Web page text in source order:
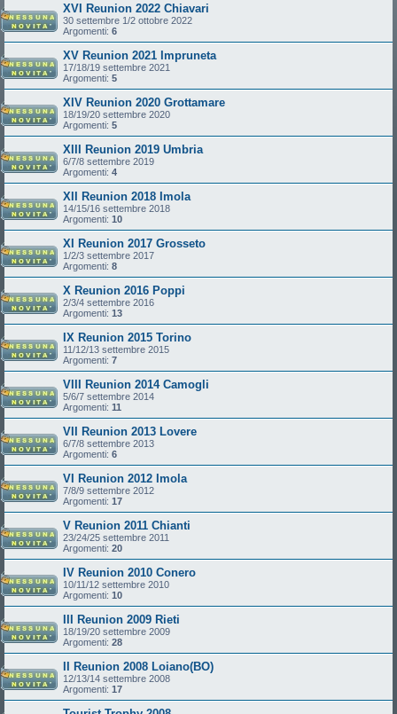
XVI Reunion 2022 Chiavari
30 settembre 1/2 ottobre 2022
Argomenti: 6
XV Reunion 2021 Impruneta
17/18/19 settembre 2021
Argomenti: 5
XIV Reunion 2020 Grottamare
18/19/20 settembre 2020
Argomenti: 5
XIII Reunion 2019 Umbria
6/7/8 settembre 2019
Argomenti: 4
XII Reunion 2018 Imola
14/15/16 settembre 2018
Argomenti: 10
XI Reunion 2017 Grosseto
1/2/3 settembre 2017
Argomenti: 8
X Reunion 2016 Poppi
2/3/4 settembre 2016
Argomenti: 13
IX Reunion 2015 Torino
11/12/13 settembre 2015
Argomenti: 7
VIII Reunion 2014 Camogli
5/6/7 settembre 2014
Argomenti: 11
VII Reunion 2013 Lovere
6/7/8 settembre 2013
Argomenti: 6
VI Reunion 2012 Imola
7/8/9 settembre 2012
Argomenti: 17
V Reunion 2011 Chianti
23/24/25 settembre 2011
Argomenti: 20
IV Reunion 2010 Conero
10/11/12 settembre 2010
Argomenti: 10
III Reunion 2009 Rieti
18/19/20 settembre 2009
Argomenti: 28
II Reunion 2008 Loiano(BO)
12/13/14 settembre 2008
Argomenti: 17